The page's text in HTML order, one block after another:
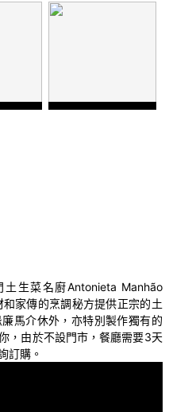
土生菜名廚Antonieta Manhão
家傳的烹調秘方提供正宗的土
廉馬介休外，亦特別製作獨有的
，由於不設門市，餐廳需要3天
訂購。